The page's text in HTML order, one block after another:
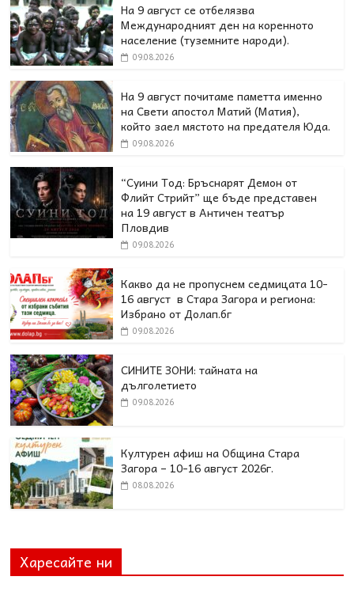
На 9 август се отбелязва
Международният ден на коренното
население (туземните народи).
09.08.2026
На 9 август почитаме паметта именно
на Свети апостол Матий (Матия),
който заел мястото на предателя Юда.
09.08.2026
“Суини Тод: Бръснарят Демон от
Флийт Стрийт” ще бъде представен
на 19 август в Античен театър
Пловдив
09.08.2026
Какво да не пропуснем седмицата 10-
16 август в Стара Загора и региона:
Избрано от Долап.бг
09.08.2026
СИНИТЕ ЗОНИ: тайната на
дълголетието
09.08.2026
Културен афиш на Община Стара
Загора – 10-16 август 2026г.
08.08.2026
Харесайте ни